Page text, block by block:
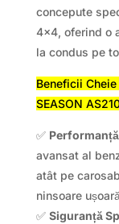
concepute
4×4, oferind o
la condus pe
Beneficii
SEASON
✅
avansat al
atât pe
ninsoare
✅ Siguranță